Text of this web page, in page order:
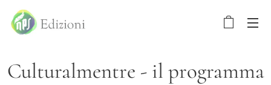
Culturalmentre - il programma